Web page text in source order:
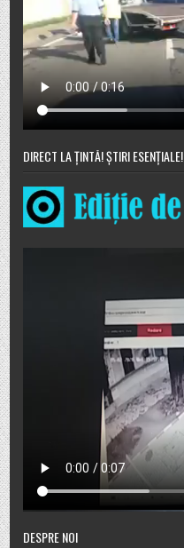
DIRECT LA ȚINTĂ! ȘTIRI ESENȚIALE!
DESPRE NOI